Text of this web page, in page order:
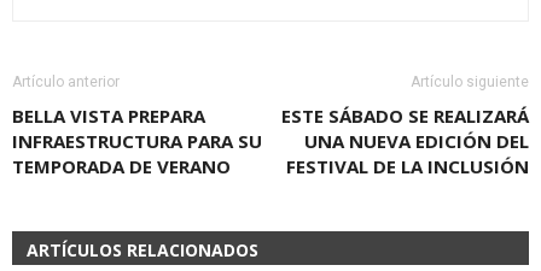
Artículo anterior
BELLA VISTA PREPARA
INFRAESTRUCTURA PARA SU
TEMPORADA DE VERANO
Artículo siguiente
ESTE SÁBADO SE REALIZARÁ
UNA NUEVA EDICIÓN DEL
FESTIVAL DE LA INCLUSIÓN
ARTÍCULOS RELACIONADOS